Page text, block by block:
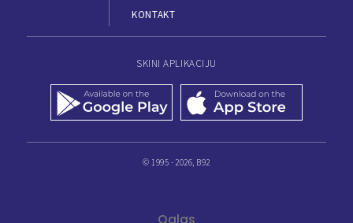
KONTAKT
SKINI APLIKACIJU
© 1995 - 2026, B92